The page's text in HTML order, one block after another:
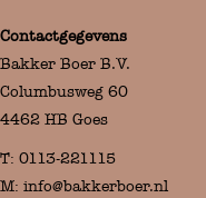
Contactgegevens
Bakker Boer B.V.
Columbusweg 60
4462 HB Goes
T: 0113-221115
M: info@bakkerboer.nl